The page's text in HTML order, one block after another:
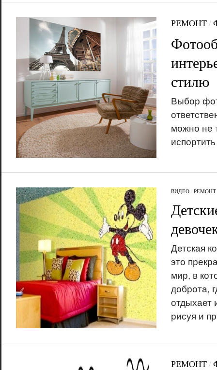
РЕМОНТ/
стилю
Выбор
можно не
ВИДЕО/ РЕМОНТ
Детская
это
мир, в
доброта,
отдыхает
рисуя и
РЕМОНТ/